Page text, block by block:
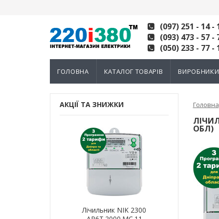
(097) 251 - 14 -
(093) 473 - 57 -
(050) 233 - 77 -
ГОЛОВНА КАТАЛОГ ТОВАРІВ ВИРОБНИКИ
АКЦІЇ ТА ЗНИЖКИ
Лічильник NIK 2300
Головна
ОБЛ)